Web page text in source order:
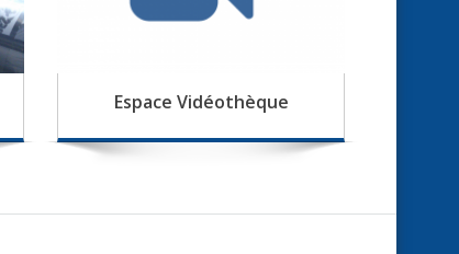
Espace Vidéothèque